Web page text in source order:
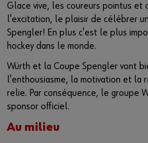
Glace vive, les coureurs pointus et
l'excitation, le plaisir de célébrer
Spengler! En plus c'est le plus
hockey dans le monde.
Würth et la Coupe Spengler vont
l'enthousiasme, la motivation et la
relie. Par conséquence, le groupe
sponsor officiel.
Au milieu